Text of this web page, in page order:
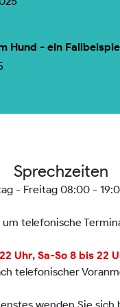
Hund - ein Fallbeispiel
Sprechzeiten
- Freitag 08:00 -
telefonische
Uhr, Sa-So 8 bis 22
telefonischer